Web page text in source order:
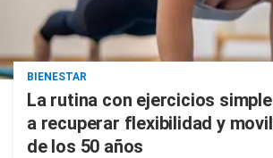
BIENESTAR
La rutina con ejercicios
a recuperar flexibilidad y
de los 50 años